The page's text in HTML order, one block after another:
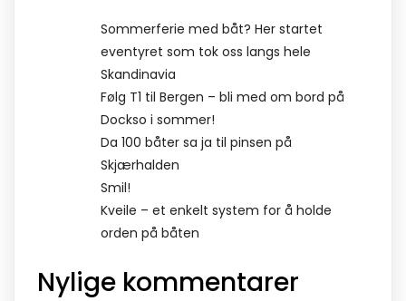
Sommerferie med båt? Her startet
eventyret som tok oss langs hele
Skandinavia
Følg T1 til Bergen – bli med om bord på
Dockso i sommer!
Da 100 båter sa ja til pinsen på
Skjærhalden
Smil!
Kveile – et enkelt system for å holde
orden på båten
Nylige kommentarer